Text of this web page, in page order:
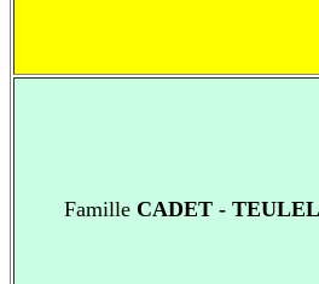
Famille CADET -